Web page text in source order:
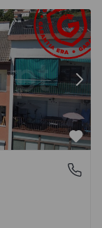
- 1497806 -